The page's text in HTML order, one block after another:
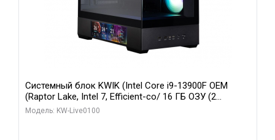
Системный блок KWIK (Intel Core i9-13900F OEM
(Raptor Lake, Intel 7, Efficient-co/ 16 ГБ ОЗУ (2
модуля)/ Afox RTX4090 24GB GDDR6X 384-Bit 3xDP
Модель: KW-Live0100